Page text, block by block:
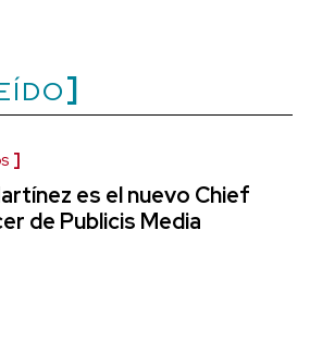
es el nuevo Chief
de Publicis Media